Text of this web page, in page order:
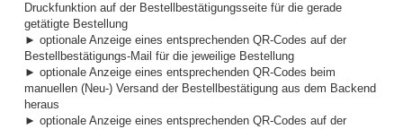
Druckfunktion auf der Bestellbestätigungsseite für die gerade
getätigte Bestellung
► optionale Anzeige eines entsprechenden QR-Codes auf der
Bestellbestätigungs-Mail für die jeweilige Bestellung
► optionale Anzeige eines entsprechenden QR-Codes beim
manuellen (Neu-) Versand der Bestellbestätigung aus dem Backend
heraus
► optionale Anzeige eines entsprechenden QR-Codes auf der